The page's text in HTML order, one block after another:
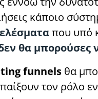
κάποιο
που υπό
θα μπορούσες
funnels θα
τον ρόλο